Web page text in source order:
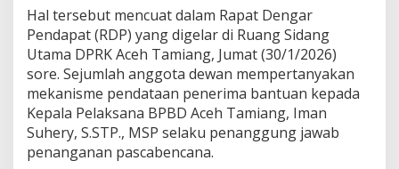
s
i
b
P
e
n
e
w
a
Hal tersebut mencuat dalam Rapat Dengar
Pendapat (RDP) yang digelar di Ruang Sidang
Utama DPRK Aceh Tamiang, Jumat (30/1/2026)
sore. Sejumlah anggota dewan mempertanyakan
mekanisme pendataan penerima bantuan kepada
Kepala Pelaksana BPBD Aceh Tamiang, Iman
Suhery, S.STP., MSP selaku penanggung jawab
penanganan pascabencana.